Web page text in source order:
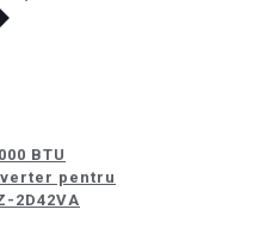
BTU
pentru
2D42VA